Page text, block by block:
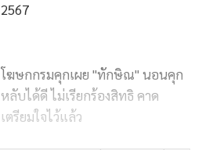
2567
โฆษกกรมคุกเผย "ทักษิณ" นอนคุก
หลับได้ดี ไม่เรียกร้องสิทธิ คาด
เตรียมใจไว้แล้ว